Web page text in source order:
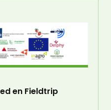
en Fieldtrip